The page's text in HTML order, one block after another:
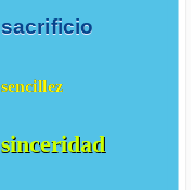
sacrificio
sencillez
sinceridad